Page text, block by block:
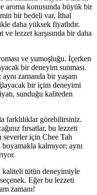
aroma konusunda büyük bir
bir bedeli var. İthal
daha yüksek fiyatlıdır.
lezzet karşısında bir daha
ve yumoşluğu. İçerken
bir deneyim sunması.
zamanda bir yaşam
bir içim deneyimi
sunduğu kaliteden
farklılıklar görebilirsiniz.
fırsatlar, bu lezzeti
severler için Chee Tah
boyamakla kalmıyor; aynı
kaliteli tütün deneyimiyle
Eğer bu lezzeti
zamanı!